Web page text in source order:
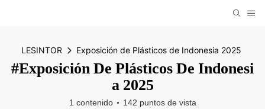
LESINTOR Exposición de Plásticos de Indonesia 2025
#Exposición De Plásticos De Indonesi
A 2025
1 contenido 142 puntos de vista